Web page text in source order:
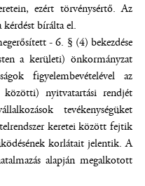
ezért törvénysértő. Az
bírálta el.
- 6. § (4) bekezdése
a kerületi) önkormányzat
figyelembevételével az
nyitvatartási rendjét
tevékenységüket
keretei között fejtik
korlátait jelentik. A
alapján megalkotott